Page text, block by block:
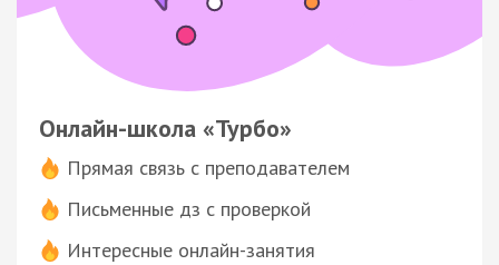
Онлайн-школа «Турбо»
Прямая связь с преподавателем
Письменные дз с проверкой
Интересные онлайн-занятия